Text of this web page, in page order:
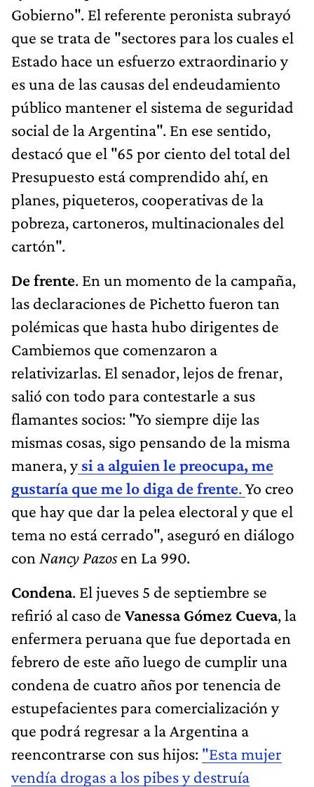
Gobierno". El referente peronista subrayó
que se trata de "sectores para los cuales el
Estado hace un esfuerzo extraordinario y
es una de las causas del endeudamiento
público mantener el sistema de seguridad
social de la Argentina". En ese sentido,
destacó que el "65 por ciento del total del
Presupuesto está comprendido ahí, en
planes, piqueteros, cooperativas de la
pobreza, cartoneros, multinacionales del
cartón".
De frente. En un momento de la campaña,
las declaraciones de Pichetto fueron tan
polémicas que hasta hubo dirigentes de
Cambiemos que comenzaron a
relativizarlas. El senador, lejos de frenar,
salió con todo para contestarle a sus
flamantes socios: "Yo siempre dije las
mismas cosas, sigo pensando de la misma
manera, y si a alguien le preocupa, me
gustaría que me lo diga de frente.Yo creo
que hay que dar la pelea electoral y que el
tema no está cerrado", aseguró en diálogo
con Nancy Pazosen La 990.
Condena. El jueves 5 de septiembre se
refirió al caso de Vanessa Gómez Cueva, la
enfermera peruana que fue deportada en
febrero de este año luego de cumplir una
condena de cuatro años por tenencia de
estupefacientes para comercialización y
que podrá regresar a la Argentina a
reencontrarse con sus hijos: "Esta mujer
vendía drogas a los pibes y destruía